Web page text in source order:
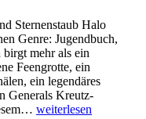
Sternenstaub Halo
Genre: Jugendbuch,
mehr als ein
Feengrotte, ein
ein legendäres
Generals Kreutz-
„Die
weiterlesen